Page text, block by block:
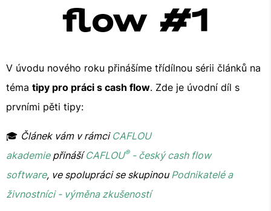
flow #1
V úvodu nového roku přinášíme třídílnou sérii článků na
téma tipy pro práci s cash flow. Zde je úvodní díl s
prvními pěti tipy:
🎓 Článek vám v rámci CAFLOU
akademiepřinášíCAFLOU®- český cash flow
software, ve spolupráci se skupinouPodnikatelé a
živnostníci - výměna zkušeností